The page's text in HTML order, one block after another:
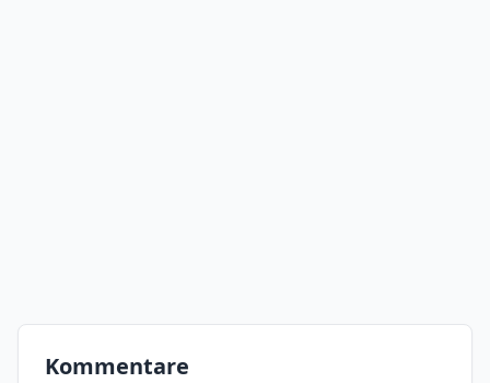
Kommentare